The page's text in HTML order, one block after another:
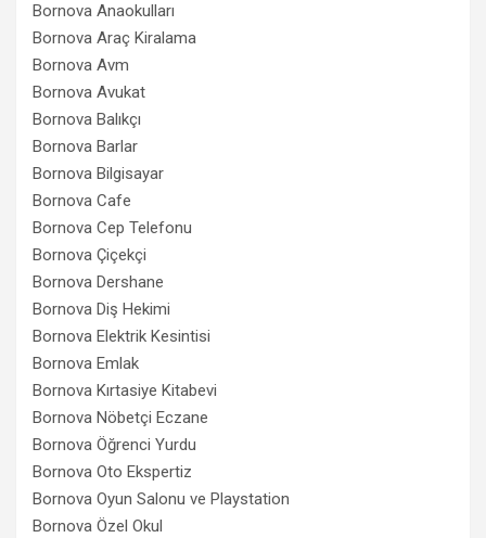
Bornova Anaokulları
Bornova Araç Kiralama
Bornova Avm
Bornova Avukat
Bornova Balıkçı
Bornova Barlar
Bornova Bilgisayar
Bornova Cafe
Bornova Cep Telefonu
Bornova Çiçekçi
Bornova Dershane
Bornova Diş Hekimi
Bornova Elektrik Kesintisi
Bornova Emlak
Bornova Kırtasiye Kitabevi
Bornova Nöbetçi Eczane
Bornova Öğrenci Yurdu
Bornova Oto Ekspertiz
Bornova Oyun Salonu ve Playstation
Bornova Özel Okul